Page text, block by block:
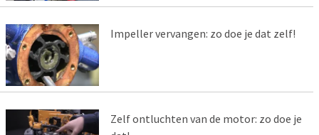
Impeller vervangen: zo doe je dat zelf!
Zelf ontluchten van de motor: zo doe je